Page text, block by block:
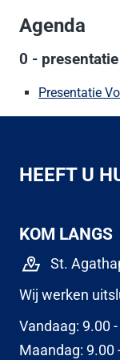
Agenda
0 -
Presentatie
HEEFT U
KOM LANGS
St.
Wij werken
Vandaag: 9.00
Maandag: 9.00